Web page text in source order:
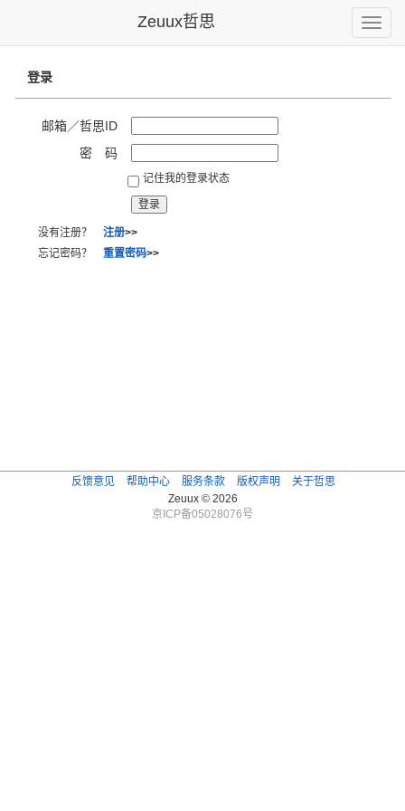
Toggle
Zeuux哲思
登录
邮箱／哲思ID
密 码
记住我的登录状态
没有注册？ 注册>>
忘记密码？ 重置密码>>
反馈意见 帮助中心 服务条款 版权声明
关于哲思
Zeuux © 2026
京ICP备05028076号